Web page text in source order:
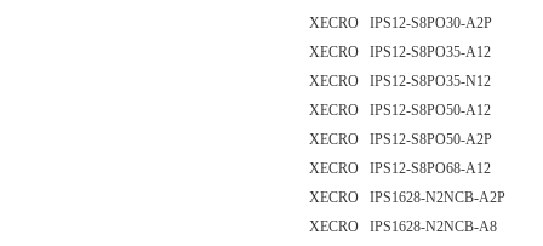
XECRO IPS12-S8PO30-A2P
XECRO IPS12-S8PO35-A12
XECRO IPS12-S8PO35-N12
XECRO IPS12-S8PO50-A12
XECRO IPS12-S8PO50-A2P
XECRO IPS12-S8PO68-A12
XECRO IPS1628-N2NCB-A2P
XECRO IPS1628-N2NCB-A8